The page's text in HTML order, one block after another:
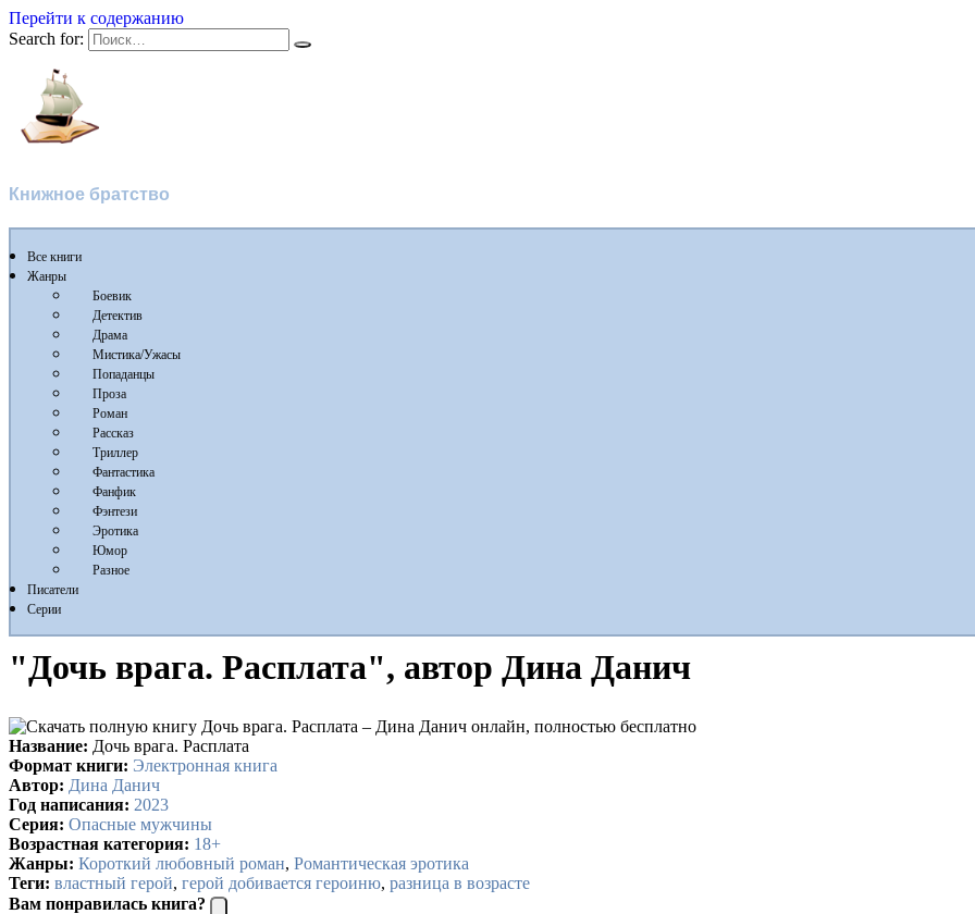
Перейти к содержанию
Search for:
Книжное братство
Все книги
Жанры
Боевик
Детектив
Драма
Мистика/Ужасы
Попаданцы
Проза
Роман
Рассказ
Триллер
Фантастика
Фанфик
Фэнтези
Эротика
Юмор
Разное
Писатели
Серии
"Дочь врага. Расплата", автор Дина Данич
Название: Дочь врага. Расплата
Формат книги: Электронная книга
Автор: Дина Данич
Год написания: 2023
Серия: Опасные мужчины
Возрастная категория: 18+
Жанры: Короткий любовный роман, Романтическая эротика
Теги: властный герой, герой добивается героиню, разница в возрасте
Вам понравилась книга?